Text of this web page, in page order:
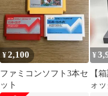
¥2,100
ファミコンソフト3本セ
ット
¥
【
ォ